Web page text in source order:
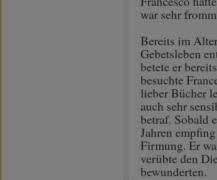
war sehr
Bereits im
Gebetsleben
betete er
besuchte
lieber Bücher
auch sehr
betraf. Sobald
Jahren
Firmung. Er
verübte den
bewunderten.